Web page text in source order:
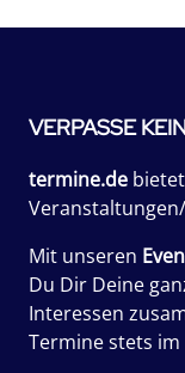
VERPASSE
termine.de
Mit unseren
Du Dir Deine
Interessen
Termine stets im